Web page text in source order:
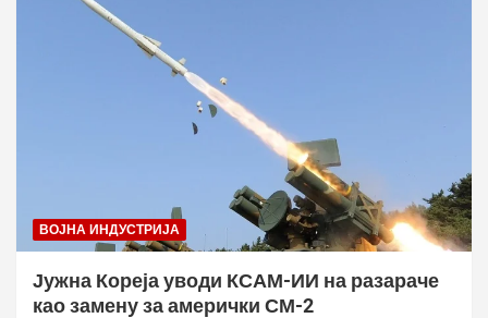
ВОЈНА ИНДУСТРИЈА
Јужна Кореја уводи КСАМ-ИИ на разараче
као замену за амерички СМ-2